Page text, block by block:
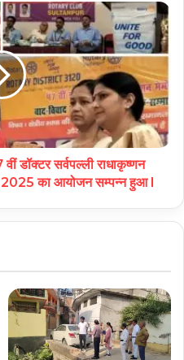
डॉक्टर सर्वपल्ली राधाकृष्णन
2025 का आयोजन सम्पन्न हुआ l